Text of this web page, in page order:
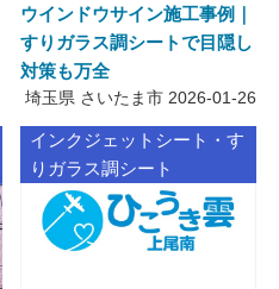
ウインドウサイン施工事例｜
すりガラス調シートで目隠し
対策も万全
埼玉県 さいたま市 2026-01-26
インクジェットシート・す
りガラス調シート